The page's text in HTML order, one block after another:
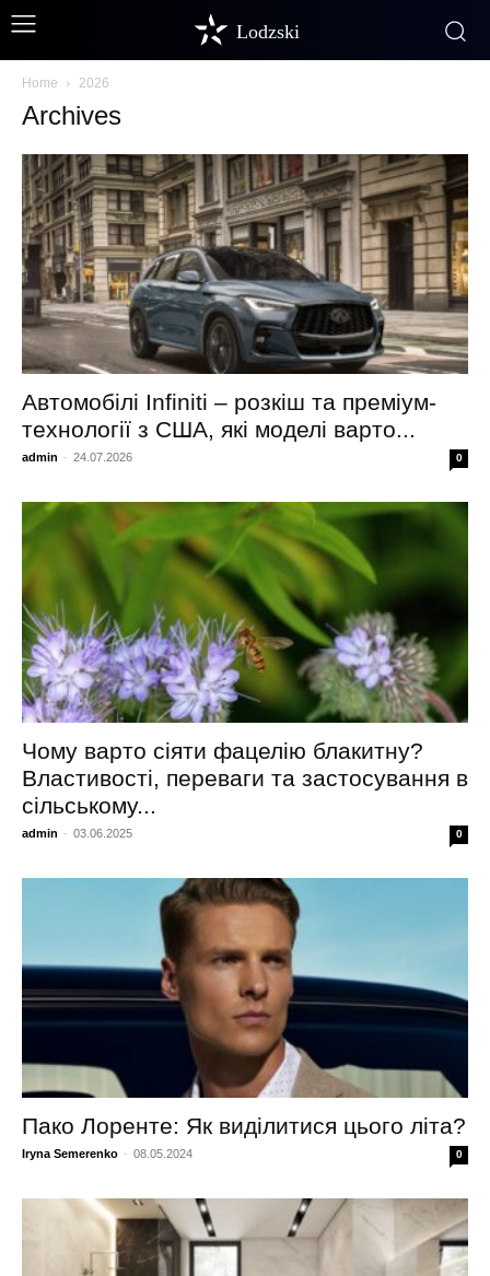
Lodzski
Home 2026
Archives
Автомобілі Infiniti – розкіш та преміум-
технології з США, які моделі варто...
admin - 24.07.2026 0
Чому варто сіяти фацелію блакитну?
Властивості, переваги та застосування в
сільському...
admin - 03.06.2025 0
Пако Лоренте: Як виділитися цього літа?
Iryna Semerenko - 08.05.2024 0